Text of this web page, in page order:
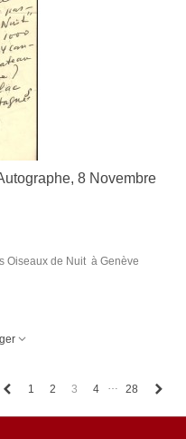
8 Novembre
Oiseaux de Nuit à Genève
Précédent
1 2 3 4 … 28